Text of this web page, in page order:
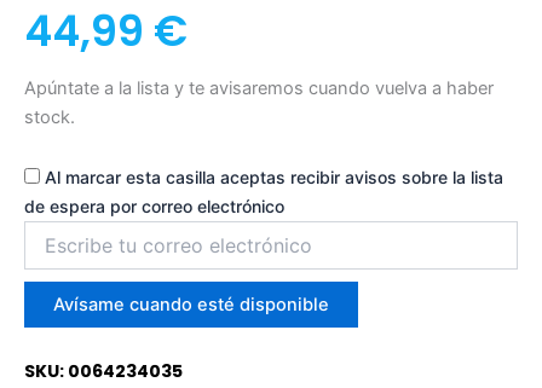
44,99 €
Apúntate a la lista y te avisaremos cuando vuelva a haber
stock.
Al marcar esta casilla aceptas recibir avisos sobre la lista
de espera por correo electrónico
correo
para
unirte
la
Avísame cuando esté disponible
SKU: 0064234035